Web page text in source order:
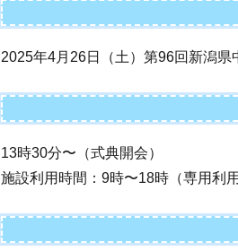
2025年4月26日（土）第96回新潟県
13時30分〜（式典開会）
施設利用時間：9時〜18時（専用利